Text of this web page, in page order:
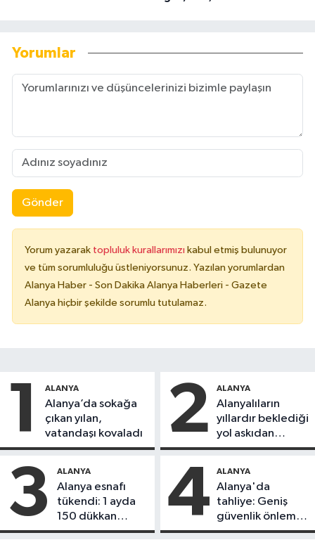
Yorumlar
Gönder
Yorum yazarak topluluk kurallarımızı kabul etmiş bulunuyor
ve tüm sorumluluğu üstleniyorsunuz. Yazılan yorumlardan
Alanya Haber - Son Dakika Alanya Haberleri - Gazete
Alanya hiçbir şekilde sorumlu tutulamaz.
1 ALANYA
Alanya’da sokağa
çıkan yılan,
vatandaşı kovaladı
2 ALANYA
Alanyalıların
yıllardır beklediği
yol askıdan
döndü
3 ALANYA
Alanya esnafı
tükendi: 1 ayda
150 dükkan
kapandı
4 ALANYA
Alanya'da
tahliye: Geniş
güvenlik önlemi
alındı